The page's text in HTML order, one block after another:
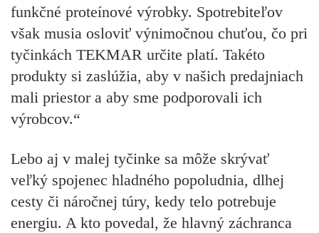
funkčné proteínové výrobky. Spotrebiteľov
však musia osloviť výnimočnou chuťou, čo pri
tyčinkách TEKMAR určite platí. Takéto
produkty si zaslúžia, aby v našich predajniach
mali priestor a aby sme podporovali ich
výrobcov.“
Lebo aj v malej tyčinke sa môže skrývať
veľký spojenec hladného popoludnia, dlhej
cesty či náročnej túry, kedy telo potrebuje
energiu. A kto povedal, že hlavný záchranca